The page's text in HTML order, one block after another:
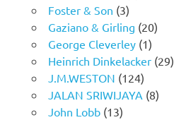
Foster & Son (3)
Gaziano & Girling (20)
George Cleverley(1)
Heinrich Dinkelacker(29)
J.M.WESTON (124)
JALAN SRIWIJAYA (8)
John Lobb(13)